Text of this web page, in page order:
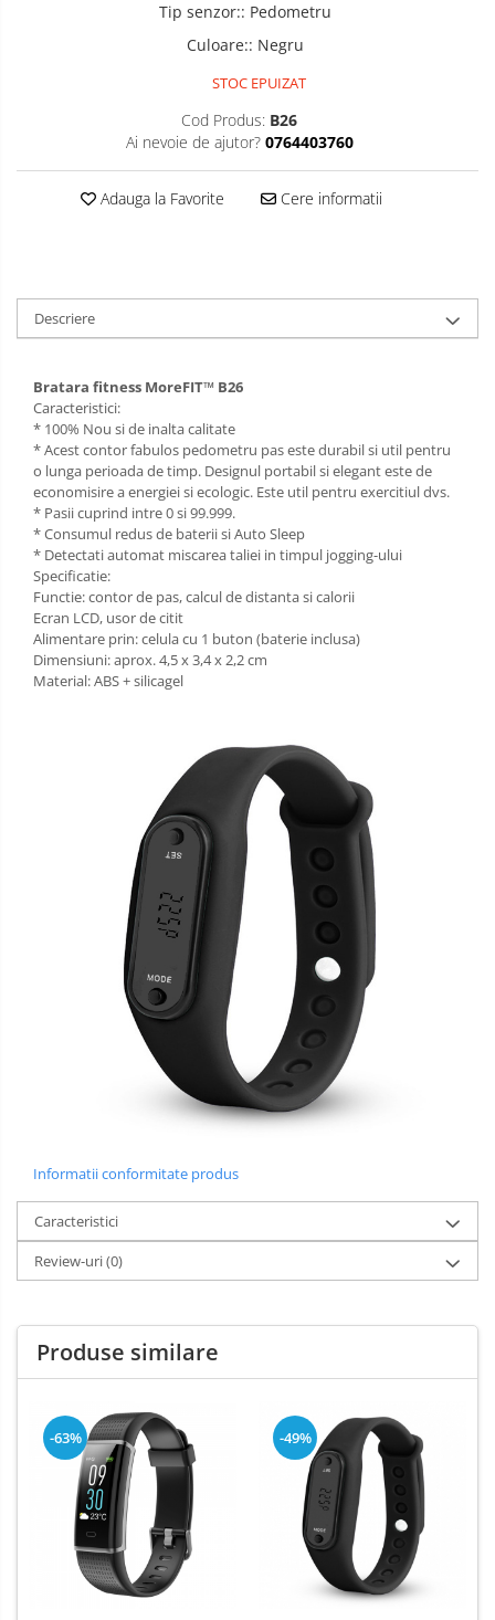
Tip senzor:: Pedometru
Culoare:: Negru
STOC EPUIZAT
Cod Produs: B26
Ai nevoie de ajutor? 0764403760
Adauga la Favorite Cere informatii
Descriere
Bratara fitness MoreFIT™ B26
Caracteristici:
* 100% Nou si de inalta calitate
* Acest contor fabulos pedometru pas este durabil si util pentru
o lunga perioada de timp. Designul portabil si elegant este de
economisire a energiei si ecologic. Este util pentru exercitiul dvs.
* Pasii cuprind intre 0 si 99.999.
* Consumul redus de baterii si Auto Sleep
* Detectati automat miscarea taliei in timpul jogging-ului
Specificatie:
Functie: contor de pas, calcul de distanta si calorii
Ecran LCD, usor de citit
Alimentare prin: celula cu 1 buton (baterie inclusa)
Dimensiuni: aprox. 4,5 x 3,4 x 2,2 cm
Material: ABS + silicagel
Informatii conformitate produs
Caracteristici
Review-uri(0)
Produse similare
-63% -49%